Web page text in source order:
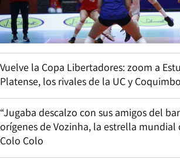
Vuelve la Copa Libertadores: zoom a
Platense, los rivales de la UC y Coquimbo
“Jugaba descalzo con sus amigos del
orígenes de Vozinha, la estrella
Colo Colo